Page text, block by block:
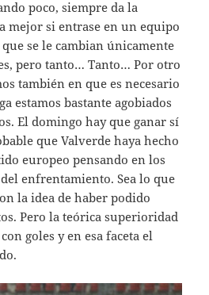
poco, siempre da la
mejor si entrase en un equipo
se le cambian únicamente
pero tanto… Tanto… Por otro
también en que es necesario
estamos bastante agobiados
El domingo hay que ganar sí
que Valverde haya hecho
europeo pensando en los
enfrentamiento. Sea lo que
la idea de haber podido
Pero la teórica superioridad
goles y en esa faceta el